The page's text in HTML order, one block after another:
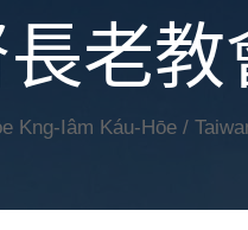
老
Kng-Iâm Káu-Hōe /